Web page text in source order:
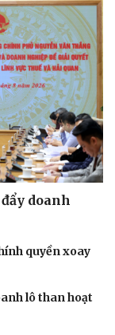
doanh
quyền xoay
lô than hoạt